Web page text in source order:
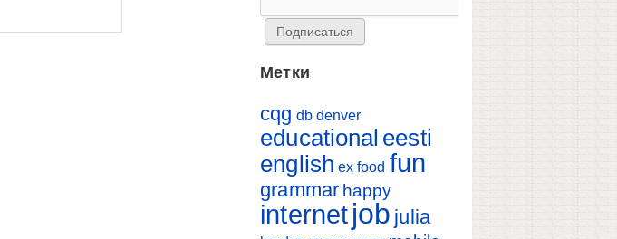
Метки
cqg db denver
educational eesti
english ex food fun
grammar happy
internetjob julia